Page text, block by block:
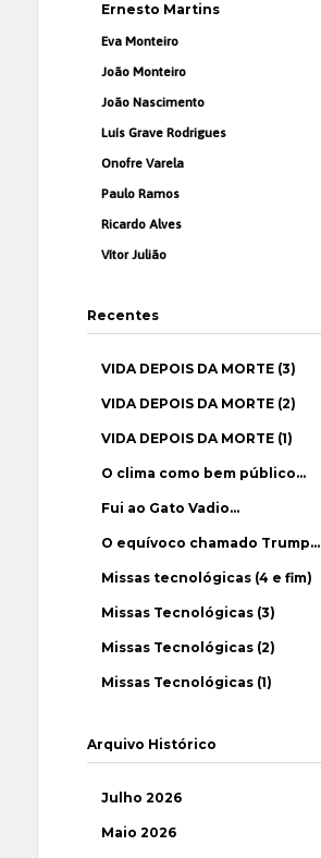
Ernesto Martins
Eva Monteiro
João Monteiro
João Nascimento
Luís Grave Rodrigues
Onofre Varela
Paulo Ramos
Ricardo Alves
Vítor Julião
Recentes
VIDA DEPOIS DA MORTE (3)
VIDA DEPOIS DA MORTE (2)
VIDA DEPOIS DA MORTE (1)
O clima como bem público…
Fui ao Gato Vadio…
O equívoco chamado Trump…
Missas tecnológicas (4 e fim)
Missas Tecnológicas (3)
Missas Tecnológicas (2)
Missas Tecnológicas (1)
Arquivo Histórico
Julho 2026
Maio 2026